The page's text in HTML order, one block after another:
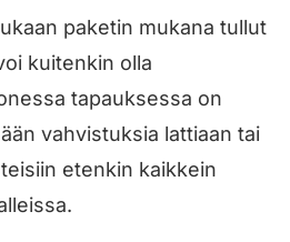
paketin mukana tullut
kuitenkin olla
tapauksessa on
vahvistuksia lattiaan tai
etenkin kaikkein